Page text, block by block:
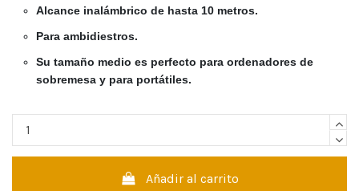
Alcance inalámbrico de hasta 10 metros.
Para ambidiestros.
Su tamaño medio es perfecto para ordenadores de
sobremesa y para portátiles.
Añadir al carrito